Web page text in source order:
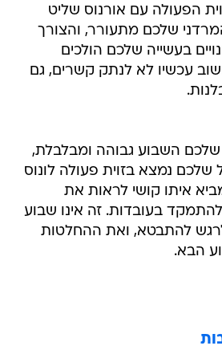
הפעולה עם אורנוס שליט
שלכם מתעורר, והצורך
בעשייה שלכם הולכים
עכשיו לא לנתק קשרים, גם
השבוע גבוהה ומבלבלת,
שלכם נמצא בזוית פעולה לונוס
איתו קושי לראות את
בעובדות. זה אינו שבוע
להתבטא, ואת ההחלטות
הבא.